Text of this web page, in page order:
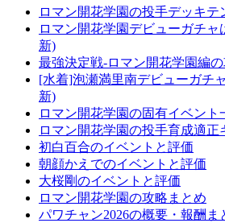
ロマン開花学園の投手デッキテ
ロマン開花学園デビューガチャ
新)
最強決定戦-ロマン開花学園編
[水着]泡瀬満里南デビューガチ
新)
ロマン開花学園の固有イベント
ロマン開花学園の投手育成適正
初白百合のイベントと評価
朝顔かえでのイベントと評価
大桜剛のイベントと評価
ロマン開花学園の攻略まとめ
パワチャン2026の概要・報酬ま